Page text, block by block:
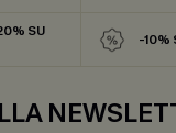
SU
-10%